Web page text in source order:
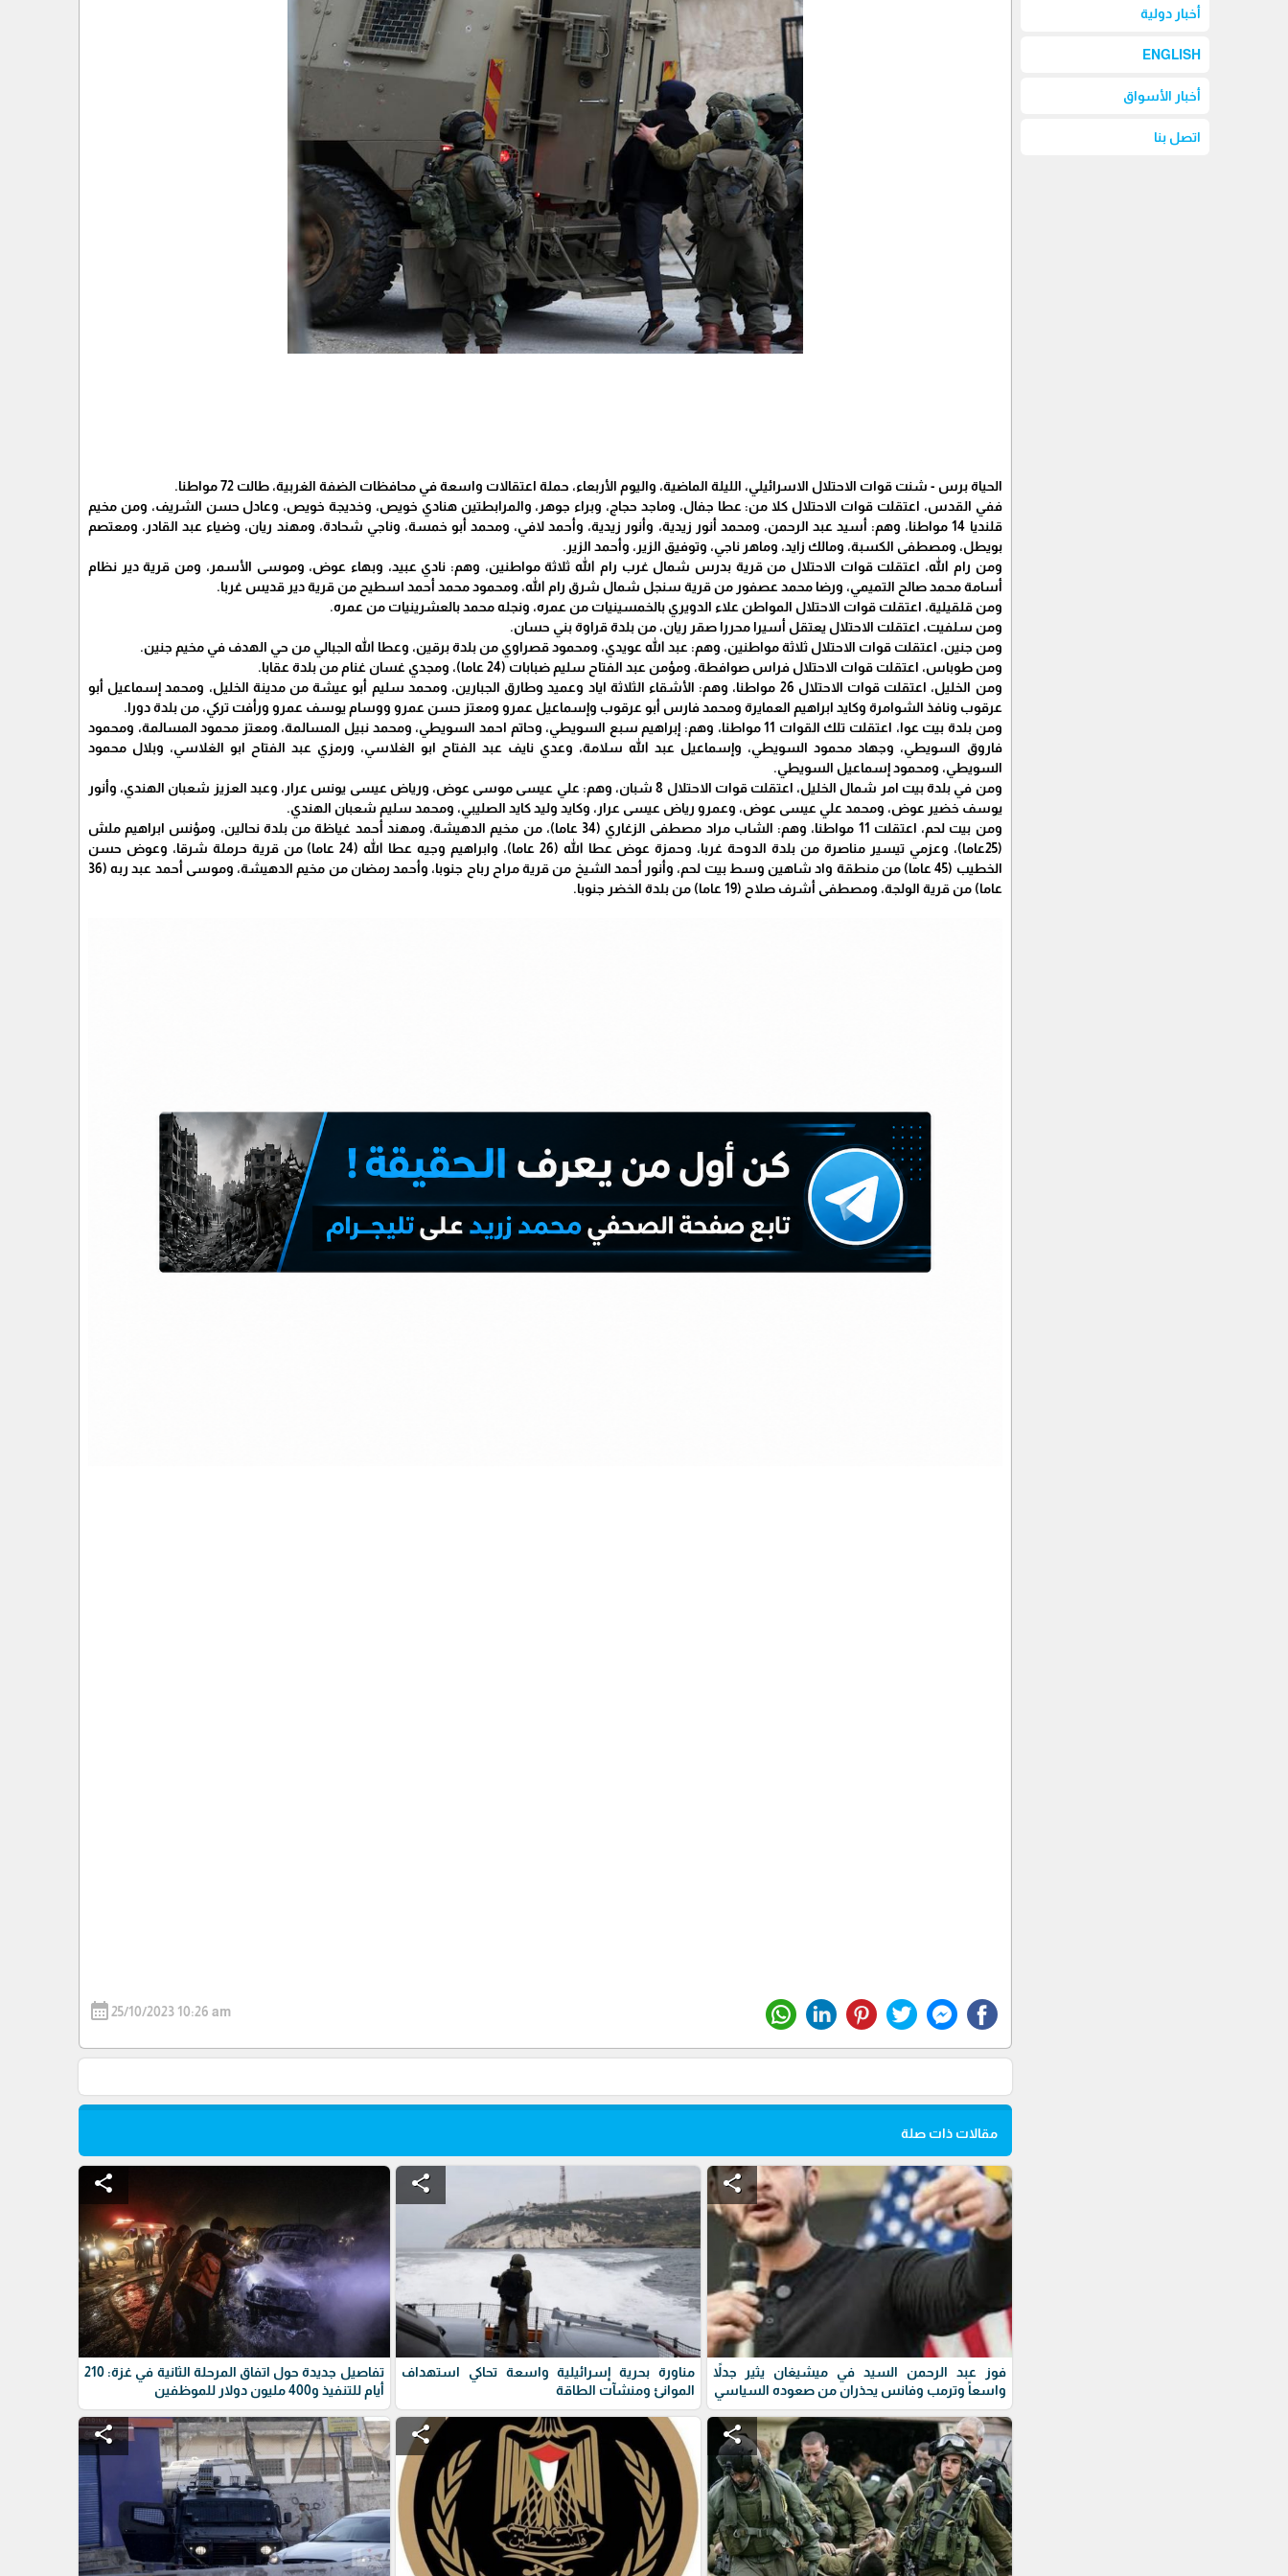
أخبار دولية
ENGLISH
أخبار الأسواق
اتصل بنا
الحياة برس - شنت قوات الاحتلال الاسرائيلي، الليلة الماضية، واليوم الأربعاء، حملة اعتقالات واسعة في محافظات الضفة الغربية، طالت 72 مواطنا.
ففي القدس، اعتقلت قوات الاحتلال كلا من: عطا جفال، وماجد حجاج، وبراء جوهر، والمرابطتين هنادي خويص، وخديجة خويص، وعادل حسن الشريف، ومن مخيم
قلنديا 14 مواطنا، وهم: أسيد عبد الرحمن، ومحمد أنور زيدية، وأنور زيدية، وأحمد لافي، ومحمد أبو خمسة، وناجي شحادة، ومهند ريان، وضياء عبد القادر، ومعتصم
بويطل، ومصطفى الكسبة، ومالك زايد، وماهر ناجي، وتوفيق الزير، وأحمد الزير.
ومن رام الله، اعتقلت قوات الاحتلال من قرية بدرس شمال غرب رام الله ثلاثة مواطنين، وهم: نادي عبيد، وبهاء عوض، وموسى الأسمر، ومن قرية دير نظام
أسامة محمد صالح التميمي، ورضا محمد عصفور من قرية سنجل شمال شرق رام الله، ومحمود محمد أحمد اسطيح من قرية دير قديس غربا.
ومن قلقيلية، اعتقلت قوات الاحتلال المواطن علاء الدويري بالخمسينيات من عمره، ونجله محمد بالعشرينيات من عمره.
ومن سلفيت، اعتقلت الاحتلال يعتقل أسيرا محررا صقر ريان، من بلدة قراوة بني حسان.
ومن جنين، اعتقلت قوات الاحتلال ثلاثة مواطنين، وهم: عبد الله عويدي، ومحمود قصراوي من بلدة برقين، وعطا الله الجبالي من حي الهدف في مخيم جنين.
ومن طوباس، اعتقلت قوات الاحتلال فراس صوافطة، ومؤمن عبد الفتاح سليم ضبابات (24 عاما)، ومجدي غسان غنام من بلدة عقابا.
ومن الخليل، اعتقلت قوات الاحتلال 26 مواطنا، وهم: الأشقاء الثلاثة اياد وعميد وطارق الجبارين، ومحمد سليم أبو عيشة من مدينة الخليل، ومحمد إسماعيل أبو
عرقوب ونافذ الشوامرة وكايد ابراهيم العمايرة ومحمد فارس أبو عرقوب وإسماعيل عمرو ومعتز حسن عمرو ووسام يوسف عمرو ورأفت تركي، من بلدة دورا.
ومن بلدة بيت عوا، اعتقلت تلك القوات 11 مواطنا، وهم: إبراهيم سبع السويطي، وحاتم احمد السويطي، ومحمد نبيل المسالمة، ومعتز محمود المسالمة، ومحمود
فاروق السويطي، وجهاد محمود السويطي، وإسماعيل عبد الله سلامة، وعدي نايف عبد الفتاح ابو الغلاسي، ورمزي عبد الفتاح ابو الغلاسي، وبلال محمود
السويطي، ومحمود إسماعيل السويطي.
ومن في بلدة بيت امر شمال الخليل، اعتقلت قوات الاحتلال 8 شبان، وهم: علي عيسى موسى عوض، ورياض عيسى يونس عرار، وعبد العزيز شعبان الهندي، وأنور
يوسف خضير عوض، ومحمد علي عيسى عوض، وعمرو رياض عيسى عرار، وكايد وليد كايد الصليبي، ومحمد سليم شعبان الهندي.
ومن بيت لحم، اعتقلت 11 مواطنا، وهم: الشاب مراد مصطفى الزغاري (34 عاما)، من مخيم الدهيشة، ومهند أحمد غياظة من بلدة نحالين، ومؤنس ابراهيم ملش
(25عاما)، وعزمي تيسير مناصرة من بلدة الدوحة غربا، وحمزة عوض عطا الله (26 عاما)، وابراهيم وجيه عطا الله (24 عاما) من قرية حرملة شرقا، وعوض حسن
الخطيب (45 عاما) من منطقة واد شاهين وسط بيت لحم، وأنور أحمد الشيخ من قرية مراح رباح جنوبا، وأحمد رمضان من مخيم الدهيشة، وموسى أحمد عبد ربه (36
عاما) من قرية الولجة، ومصطفى أشرف صلاح (19 عاما) من بلدة الخضر جنوبا.
calendar_month25/10/2023 10:26 am
مقالات ذات صلة
share
فوز عبد الرحمن السيد في ميشيغان يثير جدلاً
واسعاً وترمب وفانس يحذران من صعوده السياسي
share
مناورة بحرية إسرائيلية واسعة تحاكي استهداف
الموانئ ومنشآت الطاقة
share
تفاصيل جديدة حول اتفاق المرحلة الثانية في غزة: 210
أيام للتنفيذ و400 مليون دولار للموظفين
share
share
share